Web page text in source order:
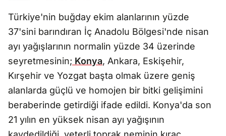
Türkiye'nin buğday ekim alanlarının yüzde
37'sini barındıran İç Anadolu Bölgesi'nde nisan
ayı yağışlarının normalin yüzde 34 üzerinde
seyretmesinin; Konya, Ankara, Eskişehir,
Kırşehir ve Yozgat başta olmak üzere geniş
alanlarda güçlü ve homojen bir bitki gelişimini
beraberinde getirdiği ifade edildi. Konya'da son
21 yılın en yüksek nisan ayı yağışının